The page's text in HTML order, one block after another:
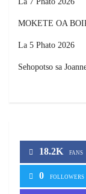
MOKETE OA
La 5 Phato 2026
Sehopotso sa
18.2K FANS
0 FOLLOWERS